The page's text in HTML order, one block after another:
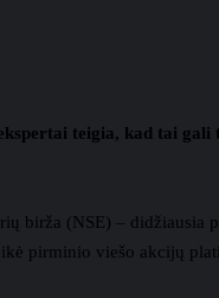
teigia, kad tai
birža (NSE) – didžiausia
pirminio viešo akcijų